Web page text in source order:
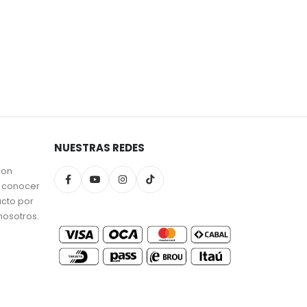
conocer
por
NUESTRAS REDES